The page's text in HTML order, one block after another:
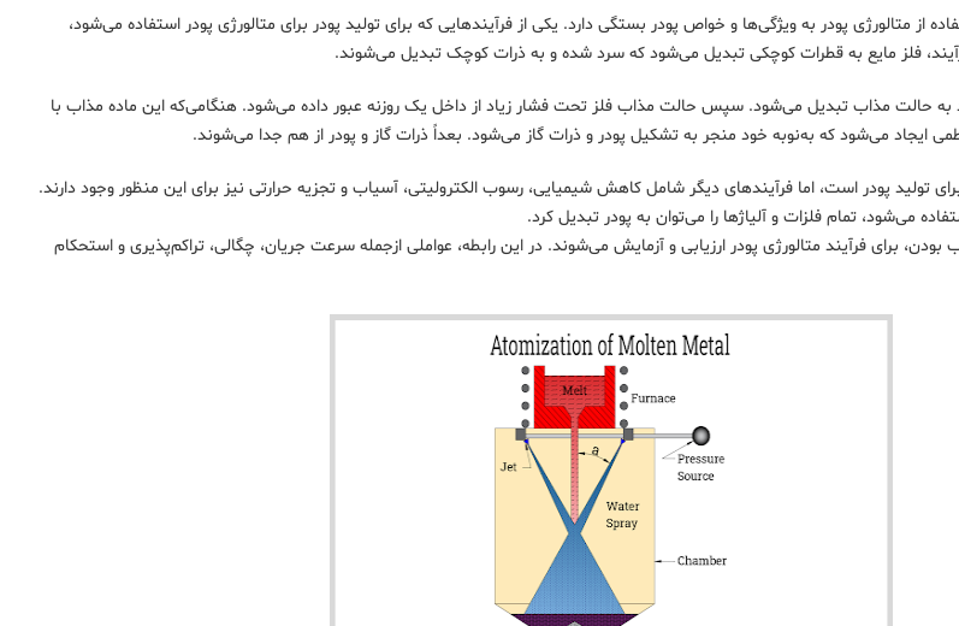
از متالورژی پودر به ویژگی‌ها و خواص پودر بستگی دارد. یکی از فرآیندهایی که برای تولید پودر برای متالورژی پودر استفاده می‌شود،
فلز مایع به قطرات کوچکی تبدیل می‌شود که سرد شده و به ذرات کوچک تبدیل می‌شوند.
به حالت مذاب تبدیل می‌شود. سپس حالت مذاب فلز تحت فشار زیاد از داخل یک روزنه عبور داده می‌شود. هنگامی‌که این ماده مذاب با
ایجاد می‌شود که به‌نوبه خود منجر به تشکیل پودر و ذرات گاز می‌شود. بعداً ذرات گاز و پودر از هم جدا می‌شوند.
تولید پودر است، اما فرآیندهای دیگر شامل کاهش شیمیایی، رسوب الکترولیتی، آسیاب و تجزیه حرارتی نیز برای این منظور وجود دارند.
می‌شود، تمام فلزات و آلیاژها را می‌توان به پودر تبدیل کرد.
بودن، برای فرآیند متالورژی پودر ارزیابی و آزمایش می‌شوند. در این رابطه، عواملی ازجمله سرعت جریان، چگالی، تراکم‌پذیری و استحکام